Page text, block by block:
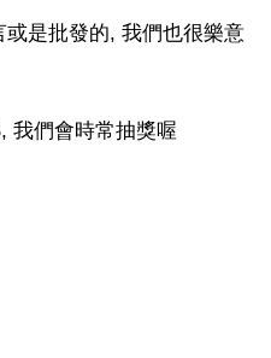
是批發的, 我們也很樂意
我們會時常抽獎喔